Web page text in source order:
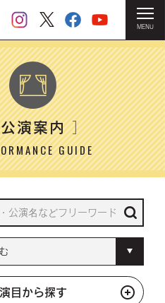
MENU
演案内］
GUIDE
演目から探す